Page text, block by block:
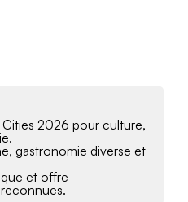
Cities 2026 pour culture,
gastronomie diverse et
et offre